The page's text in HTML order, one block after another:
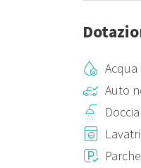
Auto
Doccia